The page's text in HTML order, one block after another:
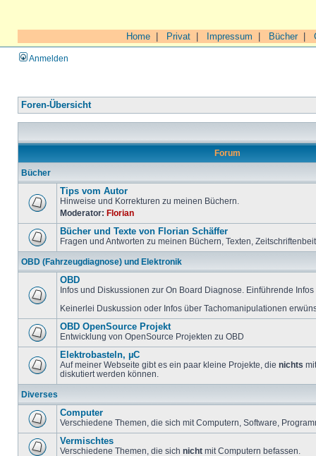
Home Privat Impressum Bücher|
Anmelden
Foren-Übersicht
Forum
Bücher
Tips vom Autor
Hinweise und Korrekturen zu meinen Büchern.
Moderator: Florian
Bücher und Texte von Florian Schäffer
Fragen und Antworten zu meinen Büchern, Texten,
OBD (Fahrzeugdiagnose) und Elektronik
OBD
Infos und Diskussionen zur On Board Diagnose. Einführende
Keinerlei Duskussion oder Infos über Tachomanipulationen
OBD OpenSource Projekt
Entwicklung von OpenSource Projekten zu OBD
Elektrobasteln, µC
Auf meiner Webseite gibt es ein paar kleine Projekte, die nichts
diskutiert werden können.
Diverses
Computer
Verschiedene Themen, die sich mit Computern, Software,
Vermischtes
Verschiedene Themen, die sich nicht mit Computern befassen.